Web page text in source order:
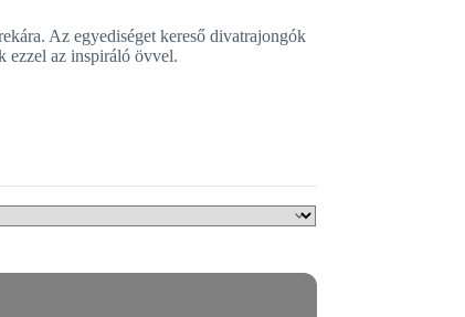
Az egyediséget kereső divatrajongók
ezzel az inspiráló övvel.